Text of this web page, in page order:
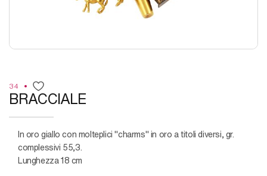
34
BRACCIALE
in oro giallo con molteplici "charms" in oro a titoli diversi, gr.
complessivi 55,3.
Lunghezza 18 cm